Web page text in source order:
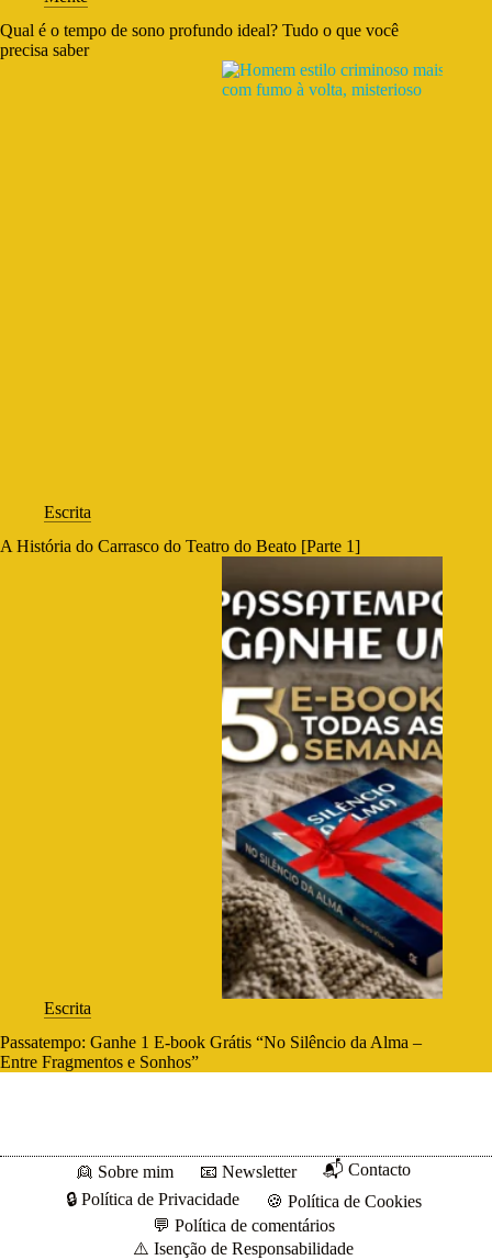
Qual é o tempo de sono profundo ideal? Tudo o que você
precisa saber
Escrita
A História do Carrasco do Teatro do Beato [Parte 1]
Escrita
Passatempo: Ganhe 1 E-book Grátis “No Silêncio da Alma –
Entre Fragmentos e Sonhos”
👱 Sobre mim 📧 Newsletter
📬 Contacto
🔒 Política de Privacidade
🍪 Política de Cookies
💬 Política de comentários
⚠️ Isenção de Responsabilidade